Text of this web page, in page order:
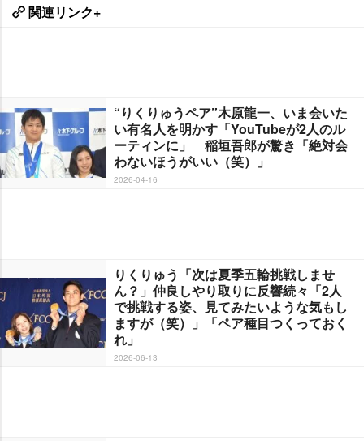
関連リンク+
“りくりゅうペア”木原龍一、いま会いた
い有名人を明かす「YouTubeが2人のル
ーティンに」 稲垣吾郎が驚き「絶対会
わないほうがいい（笑）」
2026-04-16
りくりゅう「次は夏季五輪挑戦しませ
ん？」仲良しやり取りに反響続々「2人
で挑戦する姿、見てみたいような気もし
ますが（笑）」「ペア種目つくっておく
れ」
2026-06-13